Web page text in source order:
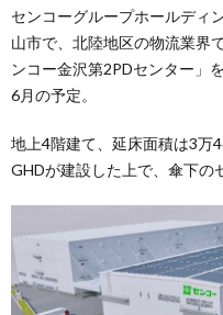
センコーグループホールディ
山市で、北陸地区の物流業界
ンコー金沢第2PDセンター」
6月の予定。
地上4階建て、延床面積は3万
GHDが建設した上で、傘下の